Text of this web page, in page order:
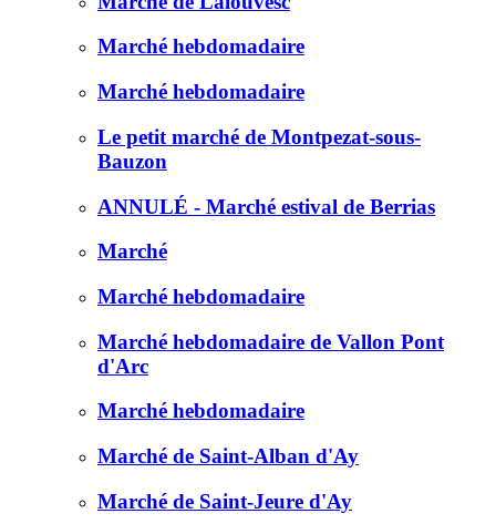
Marché hebdomadaire
Marché hebdomadaire
Le petit marché de Montpezat-sous-
Bauzon
ANNULÉ - Marché estival de Berrias
Marché
Marché hebdomadaire
Marché hebdomadaire de Vallon Pont
d'Arc
Marché hebdomadaire
Marché de Saint-Alban d'Ay
Marché de Saint-Jeure d'Ay